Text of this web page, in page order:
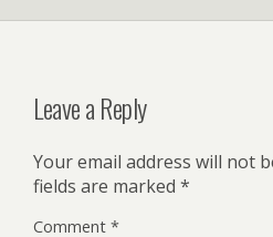
Leave a Reply
Your email address will not
fields are marked *
Comment *